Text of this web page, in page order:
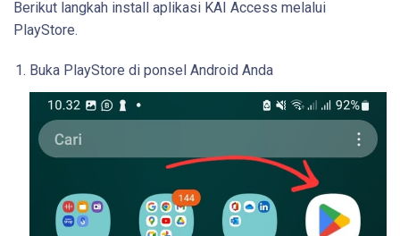
Berikut langkah install aplikasi KAI Access melalui
PlayStore.
Buka PlayStore di ponsel Android Anda